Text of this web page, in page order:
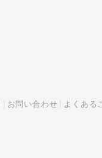
お問い合わせ よくある